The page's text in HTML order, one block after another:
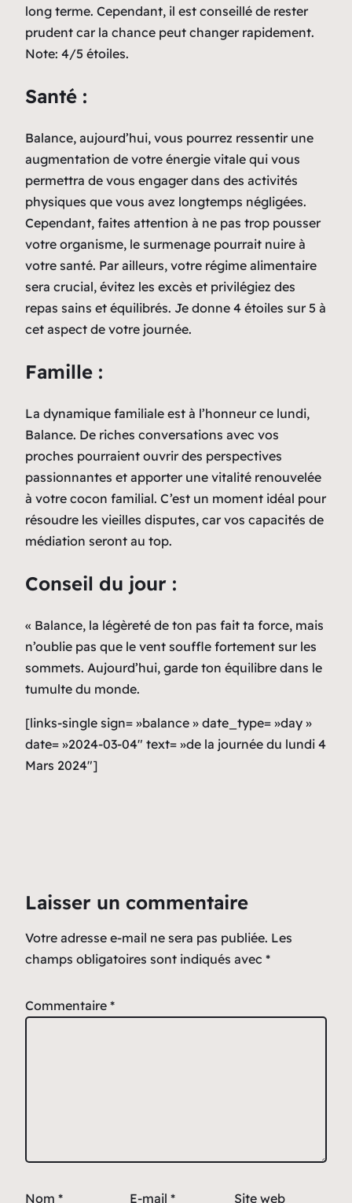
long terme. Cependant, il est conseillé de rester
prudent car la chance peut changer rapidement.
Note: 4/5 étoiles.
Santé :
Balance, aujourd’hui, vous pourrez ressentir une
augmentation de votre énergie vitale qui vous
permettra de vous engager dans des activités
physiques que vous avez longtemps négligées.
Cependant, faites attention à ne pas trop pousser
votre organisme, le surmenage pourrait nuire à
votre santé. Par ailleurs, votre régime alimentaire
sera crucial, évitez les excès et privilégiez des
repas sains et équilibrés. Je donne 4 étoiles sur 5 à
cet aspect de votre journée.
Famille :
La dynamique familiale est à l’honneur ce lundi,
Balance. De riches conversations avec vos
proches pourraient ouvrir des perspectives
passionnantes et apporter une vitalité renouvelée
à votre cocon familial. C’est un moment idéal pour
résoudre les vieilles disputes, car vos capacités de
médiation seront au top.
Conseil du jour :
« Balance, la légèreté de ton pas fait ta force, mais
n’oublie pas que le vent souffle fortement sur les
sommets. Aujourd’hui, garde ton équilibre dans le
tumulte du monde.
[links-single sign= »balance » date_type= »day »
date= »2024-03-04″ text= »de la journée du lundi 4
Mars 2024″]
Laisser un commentaire
Votre adresse e-mail ne sera pas publiée. Les
champs obligatoires sont indiqués avec *
Commentaire *
Nom * E-mail * Site web